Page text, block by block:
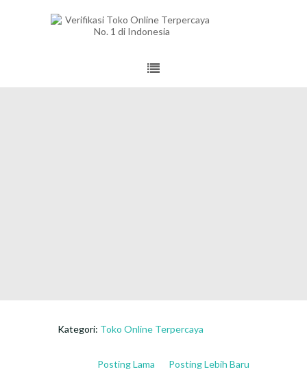
Kategori: Toko Online Terpercaya
Posting Lebih Baru
Posting Lama